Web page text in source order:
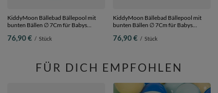
KiddyMoon Bällebad Bällepool mit
bunten Bällen ∅ 7Cm für Babys
200 Bälle
76,90 € / Stück
KiddyMoon Bällebad Bällepool mit
bunten Bällen ∅ 7Cm für Babys
hellgrau:perle/grau/blau, 90 x 30 cm
76,90 € / Stück
FÜR DICH EMPFOHLEN